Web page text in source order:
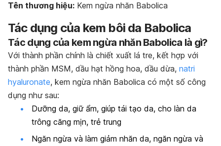
Tên thương hiệu: Kem ngừa nhăn Babolica
Tác dụng của kem bôi da Babolica
Tác dụng của kem ngừa nhăn Babolica là gì?
Với thành phần chính là chiết xuất lá tre, kết hợp với
thành phần MSM, dầu hạt hồng hoa, dầu dừa, natri
hyaluronate, kem ngừa nhăn Babolica có một số công
dụng như sau:
Dưỡng da, giữ ẩm, giúp tái tạo da, cho làn da
trông căng mịn, trẻ trung
Ngăn ngừa và làm giảm nhăn da, ngăn ngừa và